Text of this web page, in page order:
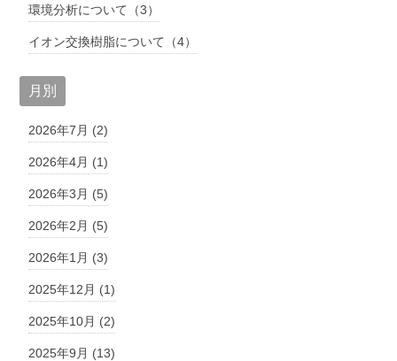
環境分析について（3）
イオン交換樹脂について（4）
月別
2026年7月 (2)
2026年4月 (1)
2026年3月 (5)
2026年2月 (5)
2026年1月 (3)
2025年12月 (1)
2025年10月 (2)
2025年9月 (13)